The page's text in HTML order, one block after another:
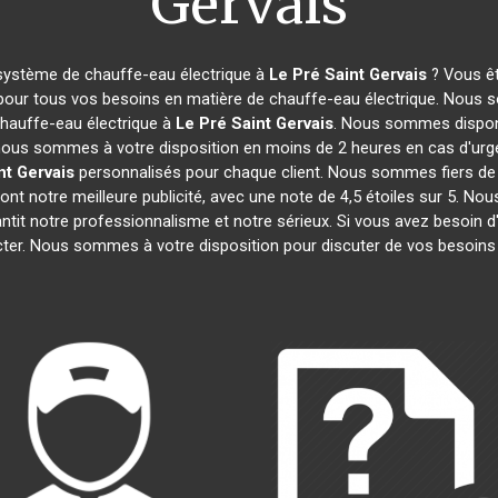
de chauffe-eau électrique à Le Pré Saint Gervais? Vous
tous vos besoins en matière de chauffe-eau électrique. Nous
eau électrique à Le Pré Saint Gervais. Nous sommes
sommes à votre disposition en moins de 2 heures en cas
Gervais personnalisés pour chaque client. Nous sommes fiers
notre meilleure publicité, avec une note de 4,5 étoiles sur 5.
notre professionnalisme et notre sérieux. Si vous avez besoin
Nous sommes à votre disposition pour discuter de vos